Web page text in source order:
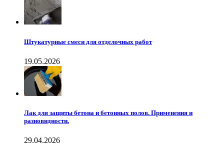
Штукатурные смеси для отделочных работ
19.05.2026
Лак для защиты бетона и бетонных полов. Применения и
разновидности.
29.04.2026